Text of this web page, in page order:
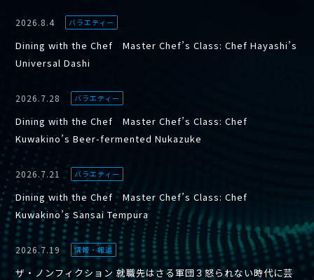
2026.8.4 バラエティー
Dining with the Chef Master Chef’s Class: Chef Hayashi’s
Universal Dashi
2026.7.28 バラエティー
Dining with the Chef Master Chef’s Class: Chef
Kuwakino’s Beer-fermented Nukazuke
2026.7.21 バラエティー
Dining with the Chef Master Chef’s Class: Chef
Kuwakino’s Sansai Tempura
2026.7.19 情報・報道
ザ・ノンフィクション 就職先はさる軍団３怒られない時代に芸